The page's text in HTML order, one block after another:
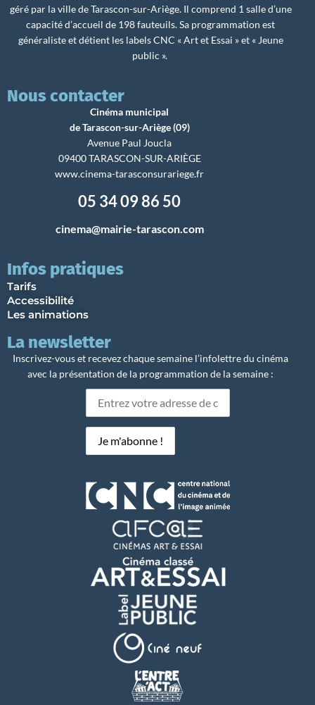
géré par la ville de Tarascon-sur-Ariège. Il comprend 1 salle d’une
capacité d’accueil de 198 fauteuils. Sa programmation est
généraliste et détient les labels CNC « Art et Essai » et « Jeune
public ».
Nous contacter
Cinéma municipal
de Tarascon-sur-Ariège (09)
Avenue Paul Joucla
09400 TARASCON-SUR-ARIÈGE
www.cinema-tarasconsurariege.fr
05 34 09 86 50
cinema@mairie-tarascon.com
Infos pratiques
Tarifs
Accessibilité
Les animations
La newsletter
Inscrivez-vous et recevez chaque semaine l’infolettre du cinéma
avec la présentation de la programmation de la semaine :